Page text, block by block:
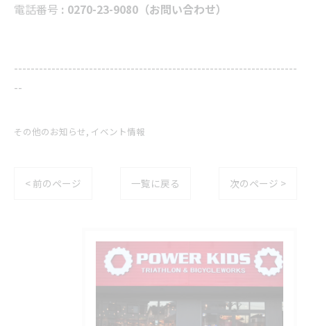
電話番号 : 0270-23-9080（お問い合わせ）
--------------------------------------------------------------------
--
その他のお知らせ イベント情報
< 前のページ 一覧に戻る 次のページ >